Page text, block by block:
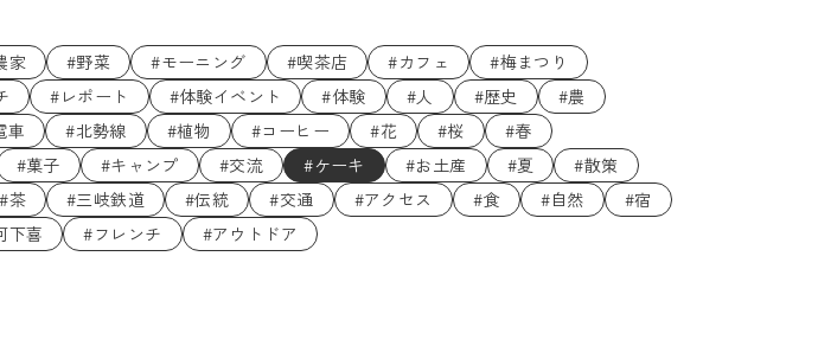
家 #野菜 #モーニング #喫茶店 #カフェ
#梅まつり
#レポート #体験イベント #体験 #人 #歴史
#農
車 #北勢線 #植物 #コーヒー #花 #桜
#春
#菓子 #キャンプ #交流 #ケーキ #お土産 #夏
#散策
#茶 #三岐鉄道 #伝統 #交通 #アクセス #食 #自然
#宿
下喜 #フレンチ #アウトドア